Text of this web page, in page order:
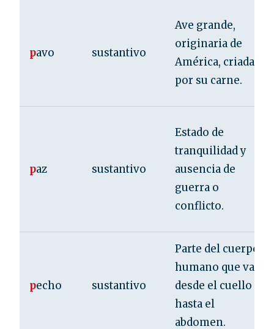
pavo sustantivo
Ave grande,
originaria de
América, criada
por su carne.
paz sustantivo
Estado de
tranquilidad y
ausencia de
guerra o
conflicto.
pecho sustantivo
Parte del cuerpo
humano que va
desde el cuello
hasta el
abdomen.